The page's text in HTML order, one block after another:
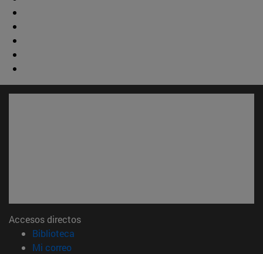
Accesos directos
Biblioteca
Mi correo(abre en nueva ventana)